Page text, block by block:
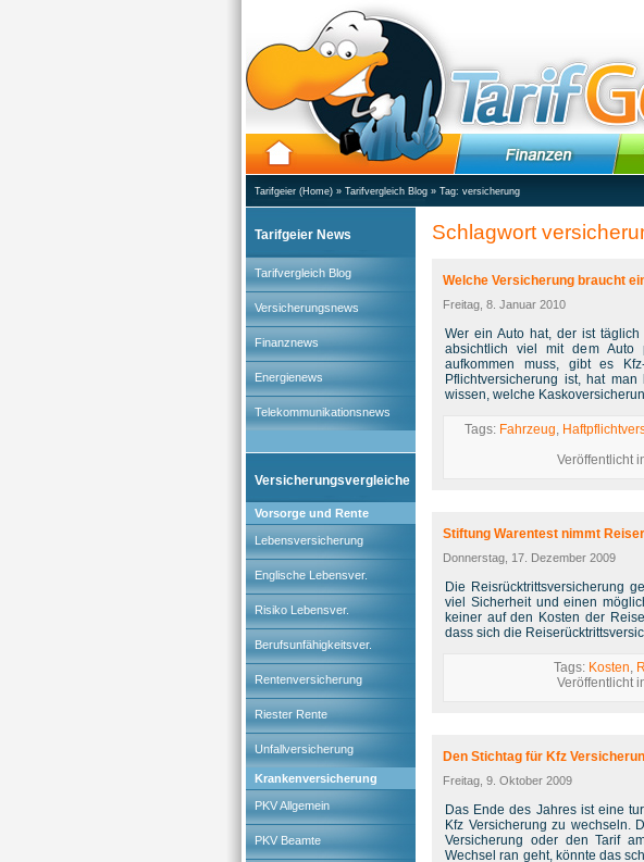
Tarifgeier (Home) » Tarifvergleich Blog » Tag: versicherung
Tarifgeier News
Tarifvergleich Blog
Versicherungsnews
Finanznews
Energienews
Telekommunikationsnews
Versicherungsvergleiche
Vorsorge und Rente
Lebensversicherung
Englische Lebensver.
Risiko Lebensver.
Berufsunfähigkeitsver.
Rentenversicherung
Riester Rente
Unfallversicherung
Krankenversicherung
PKV Allgemein
PKV Beamte
Schlagwort
Welche Versicherung braucht
Freitag, 8. Januar 2010
Wer ein Auto hat, der ist
absichtlich viel mit dem Auto
aufkommen muss, gibt es
Pflichtversicherung ist, hat
wissen, welche
Tags: Fahrzeug,
Veröffentlicht
Stiftung Warentest nimmt
Donnerstag, 17. Dezember 2009
Die Reisrücktrittsversicherung
viel Sicherheit und einen
keiner auf den Kosten der
dass sich die
Tags: Kosten,
Veröffentlicht
Den Stichtag für Kfz
Freitag, 9. Oktober 2009
Das Ende des Jahres ist eine
Kfz Versicherung zu wechseln.
Versicherung oder den Tarif
Wechsel ran geht, könnte das